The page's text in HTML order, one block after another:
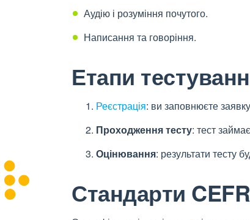
Аудію і розуміння почутого.
Написання та говоріння.
Етапи
Реєстрація: ви заповнюєте заявку
Проходження тесту: тест
Оцінювання: результати тесту
Стандарти